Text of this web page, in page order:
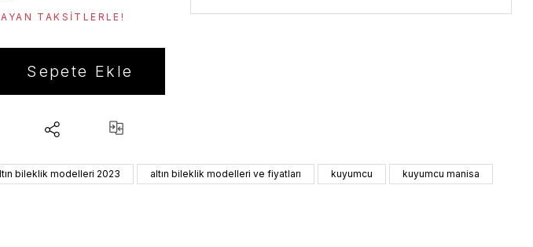
TAKSITLERLE!
Sepete Ekle
bileklik modelleri 2023 altın bileklik modelleri ve fiyatları kuyumcu
kuyumcu manisa